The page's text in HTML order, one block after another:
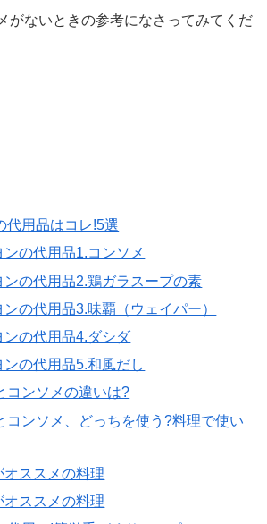
がないときの参考になさってみてくだ
代用品はコレ!5選
ンの代用品1.コンソメ
ンの代用品2.鶏ガラスープの素
ンの代用品3.味覇（ウェイパー）
ンの代用品4.ダシダ
ンの代用品5.和風だし
コンソメの違いは?
コンソメ、どっちを使う?料理で使い
オススメの料理
オススメの料理